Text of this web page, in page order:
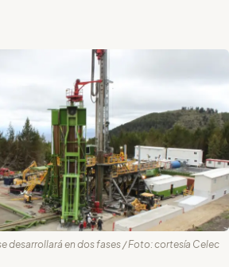
desarrollará en dos fases / Foto: cortesía Celec